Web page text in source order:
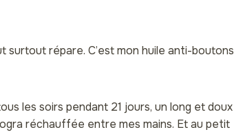
surtout répare. C’est mon huile anti-boutons
les soirs pendant 21 jours, un long et doux
réchauffée entre mes mains. Et au petit